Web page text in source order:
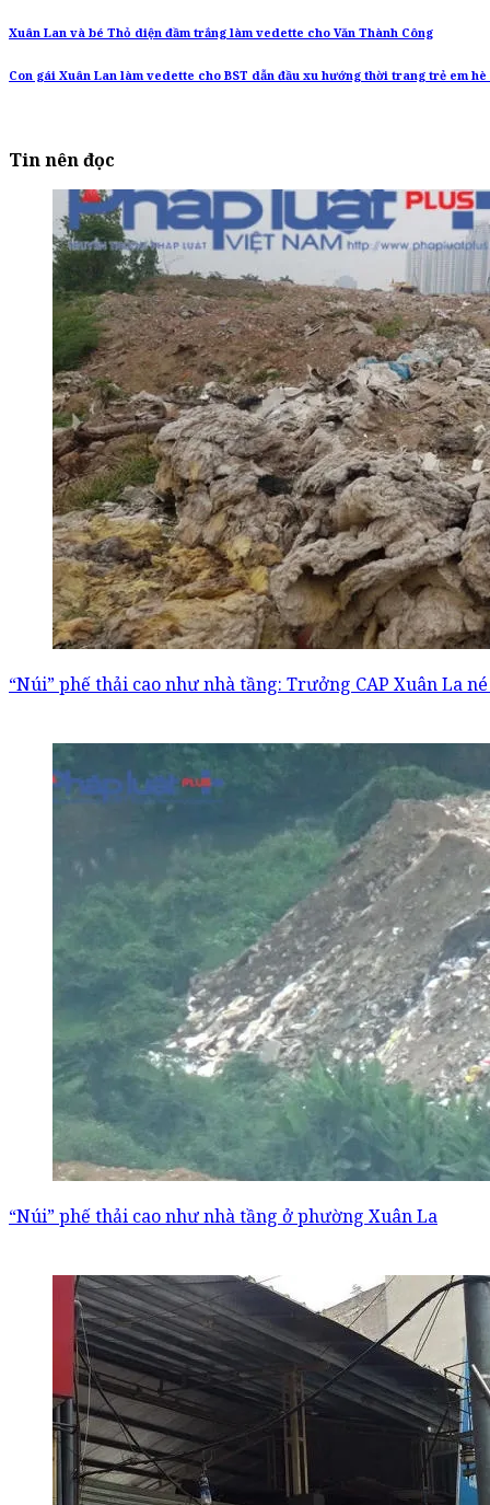
Xuân Lan và bé Thỏ diện đầm trắng làm vedette cho Văn Thành Công
Con gái Xuân Lan làm vedette cho BST dẫn đầu xu hướng thời trang trẻ em hè
Tin nên đọc
“Núi” phế thải cao như nhà tầng: Trưởng CAP Xuân La
“Núi” phế thải cao như nhà tầng ở phường Xuân La